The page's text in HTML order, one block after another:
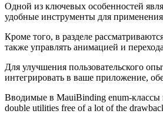
Одной из ключевых особенностей
удобные инструменты для
Кроме того, в разделе
также управлять анимацией и
Для улучшения пользовательского
интегрировать в ваше приложение,
Вводимые в MauiBinding enum-классы
double utilities free of a lot of the